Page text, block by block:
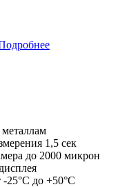
1,5 сек
до 2000 микрон
-25°C до +50°C